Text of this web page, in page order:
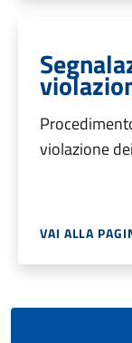
violazione
VAI ALLA